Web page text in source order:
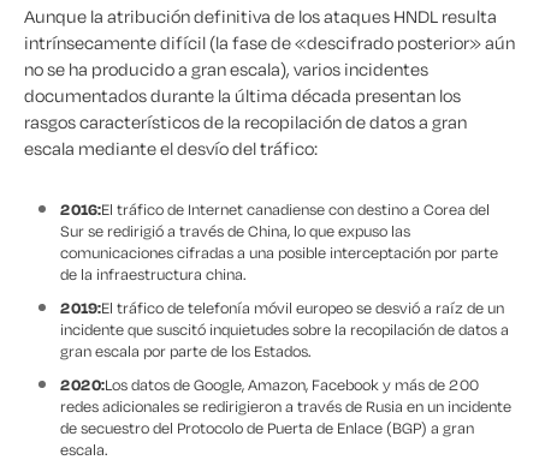
Aunque la atribución definitiva de los ataques HNDL resulta
intrínsecamente difícil (la fase de «descifrado posterior» aún
no se ha producido a gran escala), varios incidentes
documentados durante la última década presentan los
rasgos característicos de la recopilación de datos a gran
escala mediante el desvío del tráfico:
2016:El tráfico de Internet canadiense con destino a Corea del
Sur se redirigió a través de China, lo que expuso las
comunicaciones cifradas a una posible interceptación por parte
de la infraestructura china.
2019:El tráfico de telefonía móvil europeo se desvió a raíz de un
incidente que suscitó inquietudes sobre la recopilación de datos a
gran escala por parte de los Estados.
2020:Los datos de Google, Amazon, Facebook y más de 200
redes adicionales se redirigieron a través de Rusia en un incidente
de secuestro del Protocolo de Puerta de Enlace (BGP) a gran
escala.